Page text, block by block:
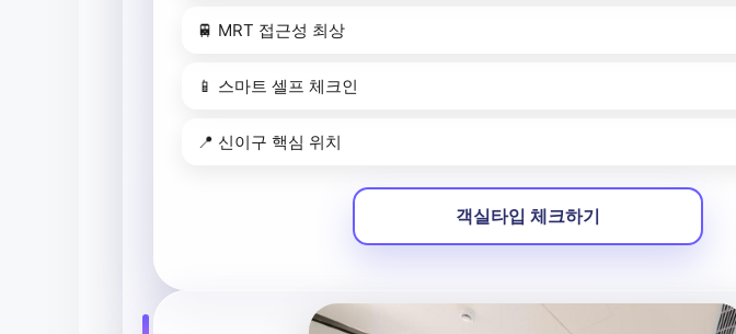
🚆 MRT 접근성 최상
📱 스마트 셀프 체크인
📍 신이구 핵심 위치
객실타입 체크하기